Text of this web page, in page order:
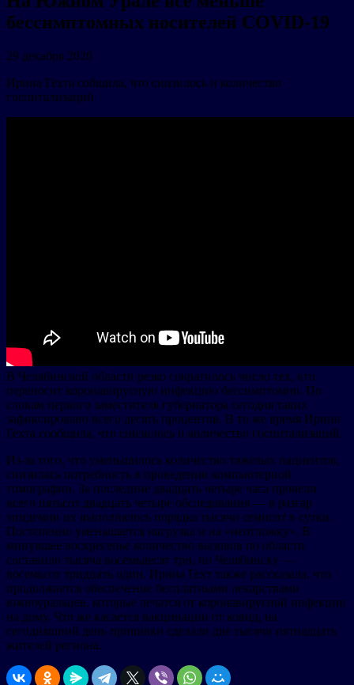
бессимптомных носителей COVID-19
29 декабря 2020
Ирина Гехта собщила, что снизилось и количество
госпитализаций
В Челябинской области резко сократилось число тех, кто
переносит коронавирусную инфекцию бессимптомно. По
словам первого заместителя губернатора сегодня таких
зафиксировано всего десять процентов. В то же время Ирина
Гехта сообщила, что снизилось и количество госпитализаций.
Из-за того, что уменьшилось количество тяжелых пациентов,
снизилась потребность в проведении компьютерной
томографии. За последние двадцать четыре часа провели
всего пятьсот двадцать четыре обследования — в разгар
эпидемии их выполнялось порядка тысячи семисот в сутки.
Постепенно уменьшается нагрузка и на «неотложку». В
минувшее воскресенье количество вызовов по области
составило тысяча восемьдесят три, по Челябинску —
восемьсот тридцать один. Ирина Гехт также рассказала, что
продолжается обеспечение бесплатными лекарствами
южноуральцев, которые лечатся от коронавирусной инфекции
на дому. Что же касается вакцинации от ковид, на
сегодняшний день прививки сделали две тысячи пятнадцать
жителей региона.